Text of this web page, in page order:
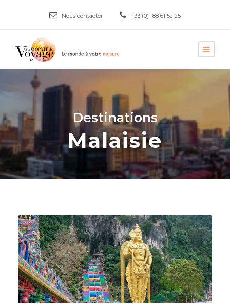
Nous contacter +33 (0)1 88 61 52 25
Destinations
Malaisie